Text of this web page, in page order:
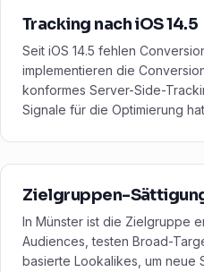
Tracking nach iOS 14.5
Seit iOS 14.5 fehlen
implementieren die
konformes Server-Side-
Signale für die Optimierung
Zielgruppen-
In Münster ist die Zielgruppe
Audiences, testen Broad-
basierte Lookalikes, um neue